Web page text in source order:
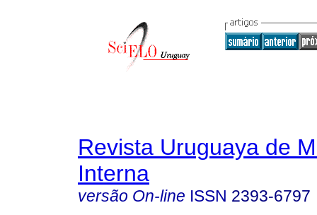
Revista Uruguaya de
Interna
versão On-line ISSN 2393-6797